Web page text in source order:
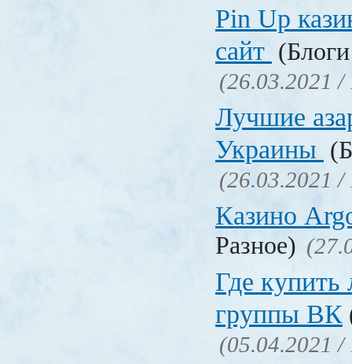
Pin Up
сайт
(26.03.2021 /
Лучшие
Украины
(26.03.2021 /
Казино
Разное)
Где купить
группы ВК
(05.04.2021 /